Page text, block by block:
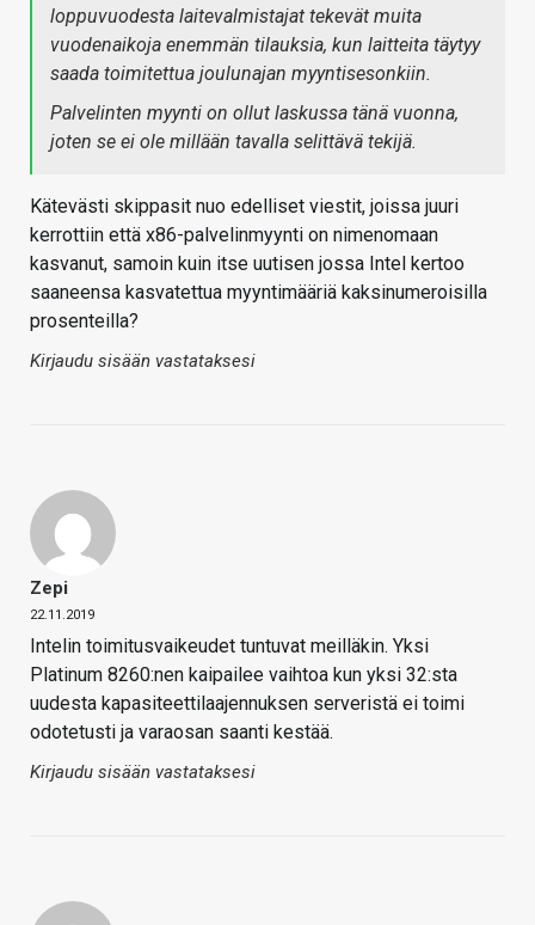
loppuvuodesta laitevalmistajat tekevät muita
vuodenaikoja enemmän tilauksia, kun laitteita täytyy
saada toimitettua joulunajan myyntisesonkiin.
Palvelinten myynti on ollut laskussa tänä vuonna,
joten se ei ole millään tavalla selittävä tekijä.
Kätevästi skippasit nuo edelliset viestit, joissa juuri
kerrottiin että x86-palvelinmyynti on nimenomaan
kasvanut, samoin kuin itse uutisen jossa Intel kertoo
saaneensa kasvatettua myyntimääriä kaksinumeroisilla
prosenteilla?
Kirjaudu sisään vastataksesi
Zepi
22.11.2019
Intelin toimitusvaikeudet tuntuvat meilläkin. Yksi
Platinum 8260:nen kaipailee vaihtoa kun yksi 32:sta
uudesta kapasiteettilaajennuksen serveristä ei toimi
odotetusti ja varaosan saanti kestää.
Kirjaudu sisään vastataksesi